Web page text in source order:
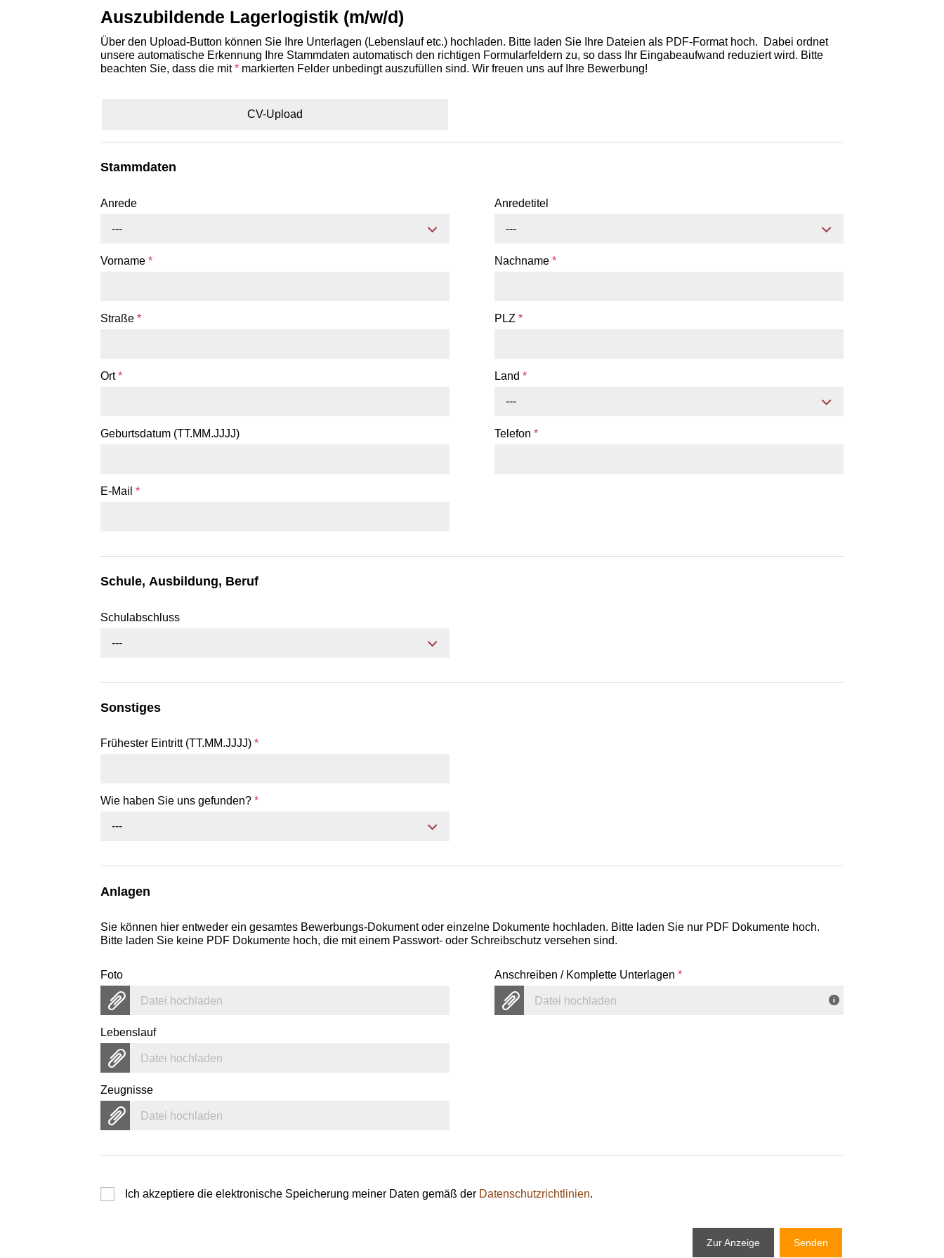
Auszubildende Lagerlogistik (m/w/d)
Über den Upload-Button können Sie Ihre Unterlagen (Lebenslauf etc.) hochladen. Bitte laden Sie Ihre Dateien als PDF-Format hoch. Dabei ordnet
unsere automatische Erkennung Ihre Stammdaten automatisch den richtigen Formularfeldern zu, so dass Ihr Eingabeaufwand reduziert wird. Bitte
beachten Sie, dass die mit* markierten Felder unbedingt auszufüllen sind. Wir freuen uns auf Ihre Bewerbung!
CV-Upload
Stammdaten
Anrede
---
Anredetitel
---
Vorname * Nachname *
Straße * PLZ *
Ort* Land *
---
Geburtsdatum (TT.MM.JJJJ) Telefon *
E-Mail *
Schule, Ausbildung, Beruf
Schulabschluss
---
Sonstiges
Frühester Eintritt (TT.MM.JJJJ) *
Wie haben Sie uns gefunden? *
---
Anlagen
Sie können hier entweder ein gesamtes Bewerbungs-Dokument oder einzelne Dokumente hochladen. Bitte laden Sie nur PDF Dokumente hoch.
Bitte laden Sie keine PDF Dokumente hoch, die mit einem Passwort- oder Schreibschutz versehen sind.
Foto
Datei hochladen
Anschreiben / Komplette Unterlagen *
Datei hochladen
Lebenslauf
Datei hochladen
Zeugnisse
Datei hochladen
Ich akzeptiere die elektronische Speicherung meiner Daten gemäß der Datenschutzrichtlinien.
Zur Anzeige Senden